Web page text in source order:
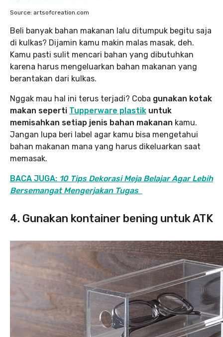
Source: artsofcreation.com
Beli banyak bahan makanan lalu ditumpuk begitu saja
di kulkas? Dijamin kamu makin malas masak, deh.
Kamu pasti sulit mencari bahan yang dibutuhkan
karena harus mengeluarkan bahan makanan yang
berantakan dari kulkas.
Nggak mau hal ini terus terjadi? Coba gunakan kotak
makan seperti Tupperware plastik untuk
memisahkan setiap jenis bahan makanan kamu.
Jangan lupa beri label agar kamu bisa mengetahui
bahan makanan mana yang harus dikeluarkan saat
memasak.
BACA JUGA: 10 Tips Dekorasi Meja Belajar Agar Lebih
Bersemangat Mengerjakan Tugas
4. Gunakan kontainer bening untuk ATK